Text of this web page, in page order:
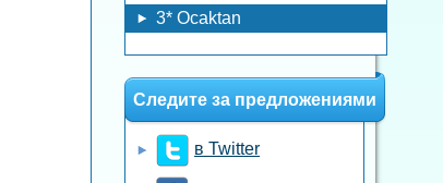
3* Ocaktan
Следите за предложениями
в Twitter